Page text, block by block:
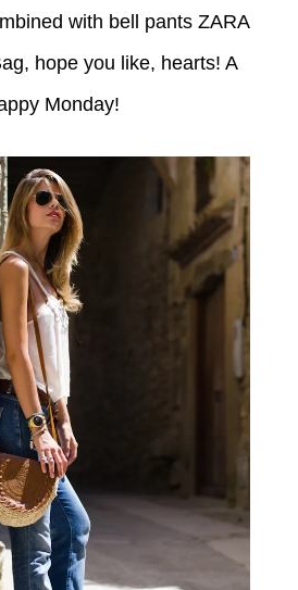
with bell pants ZARA
hope you like, hearts! A
Monday!